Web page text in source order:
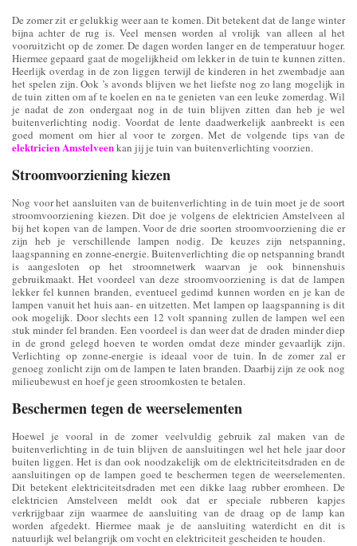
De zomer zit er gelukkig weer aan te komen. Dit betekent dat de lange winter
bijna achter de rug is. Veel mensen worden al vrolijk van alleen al het
vooruitzicht op de zomer. De dagen worden langer en de temperatuur hoger.
Hiermee gepaard gaat de mogelijkheid om lekker in de tuin te kunnen zitten.
Heerlijk overdag in de zon liggen terwijl de kinderen in het zwembadje aan
het spelen zijn. Ook ’s avonds blijven we het liefste nog zo lang mogelijk in
de tuin zitten om af te koelen en na te genieten van een leuke zomerdag. Wil
je nadat de zon ondergaat nog in de tuin blijven zitten dan heb je wel
buitenverlichting nodig. Voordat de lente daadwerkelijk aanbreekt is een
goed moment om hier al voor te zorgen. Met de volgende tips van de
elektricien Amstelveenkan jij je tuin van buitenverlichting voorzien.
Stroomvoorziening kiezen
Nog voor het aansluiten van de buitenverlichting in de tuin moet je de soort
stroomvoorziening kiezen. Dit doe je volgens de elektricien Amstelveen al
bij het kopen van de lampen. Voor de drie soorten stroomvoorziening die er
zijn heb je verschillende lampen nodig. De keuzes zijn netspanning,
laagspanning en zonne-energie. Buitenverlichting die op netspanning brandt
is aangesloten op het stroomnetwerk waarvan je ook binnenshuis
gebruikmaakt. Het voordeel van deze stroomvoorziening is dat de lampen
lekker fel kunnen branden, eventueel gedimd kunnen worden en je kan de
lampen vanuit het huis aan- en uitzetten. Met lampen op laagspanning is dit
ook mogelijk. Door slechts een 12 volt spanning zullen de lampen wel een
stuk minder fel branden. Een voordeel is dan weer dat de draden minder diep
in de grond gelegd hoeven te worden omdat deze minder gevaarlijk zijn.
Verlichting op zonne-energie is ideaal voor de tuin. In de zomer zal er
genoeg zonlicht zijn om de lampen te laten branden. Daarbij zijn ze ook nog
milieubewust en hoef je geen stroomkosten te betalen.
Beschermen tegen de weerselementen
Hoewel je vooral in de zomer veelvuldig gebruik zal maken van de
buitenverlichting in de tuin blijven de aansluitingen wel het hele jaar door
buiten liggen. Het is dan ook noodzakelijk om de elektriciteitsdraden en de
aansluitingen op de lampen goed te beschermen tegen de weerselementen.
Dit betekent elektriciteitsdraden met een dikke laag rubber eromheen. De
elektricien Amstelveen meldt ook dat er speciale rubberen kapjes
verkrijgbaar zijn waarmee de aansluiting van de draag op de lamp kan
worden afgedekt. Hiermee maak je de aansluiting waterdicht en dit is
natuurlijk wel belangrijk om vocht en elektriciteit gescheiden te houden.